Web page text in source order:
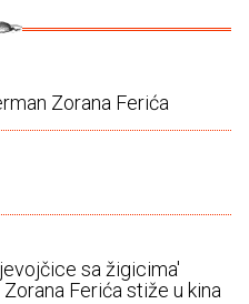
Zorana Ferića
sa žigicima'
Ferića stiže u kina